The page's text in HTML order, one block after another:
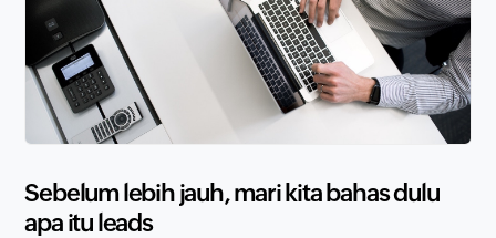
Sebelum lebih jauh, mari kita bahas dulu
apa itu leads